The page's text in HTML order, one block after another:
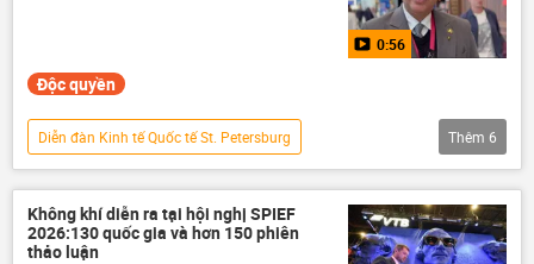
0:56
Độc quyền
Diễn đàn Kinh tế Quốc tế St. Petersburg
Multimedia
Video
SPIEF 2026
St. Petersburg
Nga
Thế giới
Chính trị
Thêm 6
Không khí diễn ra tại hội nghị SPIEF
2026:130 quốc gia và hơn 150 phiên
thảo luận